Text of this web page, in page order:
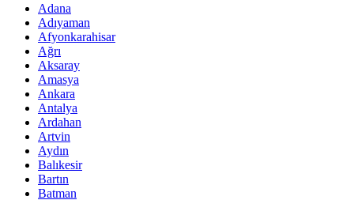
Adana
Adıyaman
Afyonkarahisar
Ağrı
Aksaray
Amasya
Ankara
Antalya
Ardahan
Artvin
Aydın
Balıkesir
Bartın
Batman